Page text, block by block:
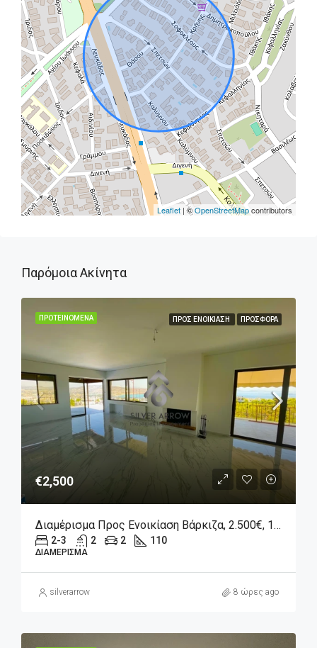
Leaflet | ©OpenStreetMapcontributors
Παρόμοια Ακίνητα
ΠΡΟΤΕΙΝΌΜΕΝΑ ΠΡΟΣ ΕΝΟΙΚΊΑΣΗ ΠΡΟΣΦΟΡΆ
€2,500
Διαμέρισμα Προς Ενοικίαση Βάρκιζα, 2.500€, 110 Τ.μ.
2-3 2 2 110
ΔΙΑΜΈΡΙΣΜΑ
silverarrow 8 ώρες ago